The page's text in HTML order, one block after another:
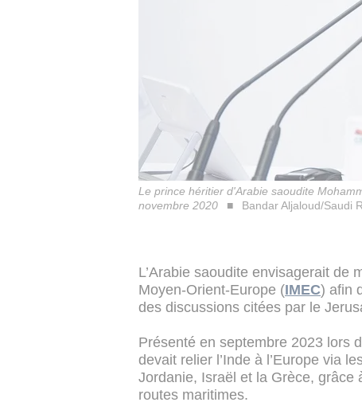
Le prince héritier d'Arabie saoudite
novembre 2020
Bandar Aljaloud/Saudi
L’Arabie saoudite envisagerait de
Moyen-Orient-Europe (IMEC) afin
des discussions citées par le
Présenté en septembre 2023 lors
devait relier l’Inde à l’Europe via
Jordanie, Israël et la Grèce, grâce
routes maritimes.